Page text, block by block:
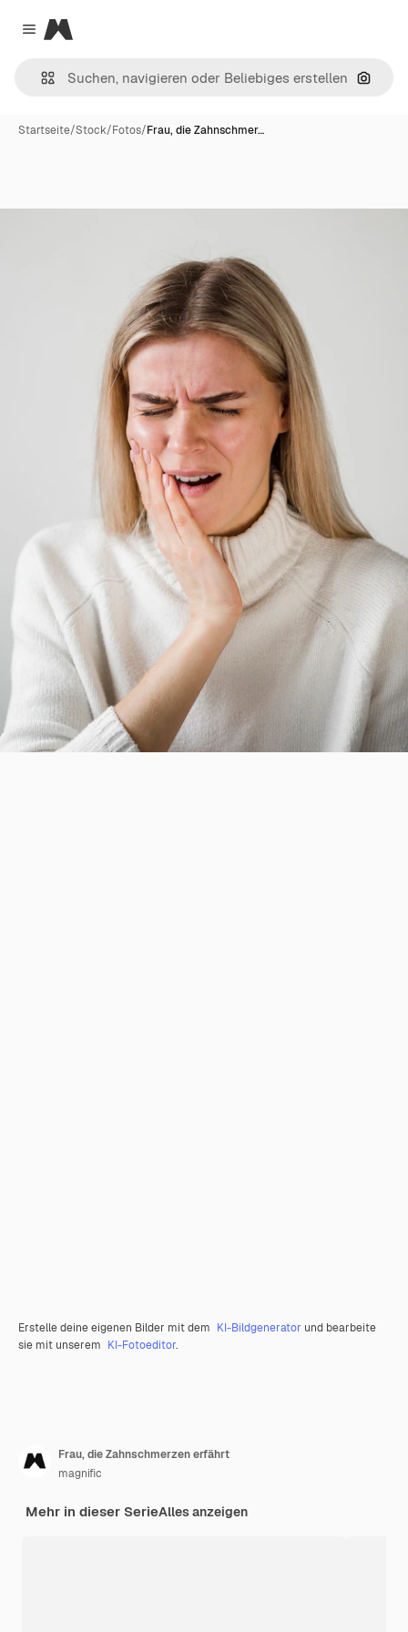
Close menu
Magnific
Nach
Startseite/Stock/Fotos/Frau, die Zahnschmer…
Erstelle deine eigenen Bilder mit dem KI-Bildgenerator und bearbeite
sie mit unserem KI-Fotoeditor.
Frau, die Zahnschmerzen erfährt
magnific
Mehr in dieser SerieAlles anzeigen